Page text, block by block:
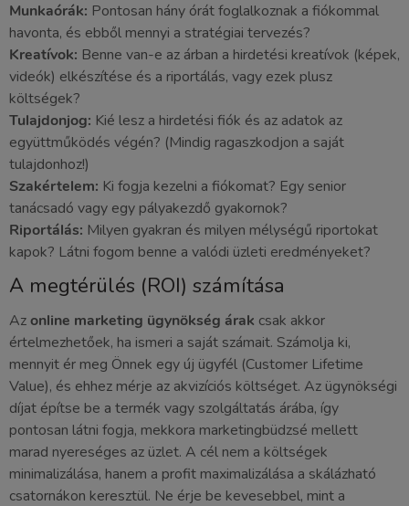
Munkaórák: Pontosan hány órát foglalkoznak a fiókommal
havonta, és ebből mennyi a stratégiai tervezés?
Kreatívok: Benne van-e az árban a hirdetési kreatívok (képek,
videók) elkészítése és a riportálás, vagy ezek plusz
költségek?
Tulajdonjog: Kié lesz a hirdetési fiók és az adatok az
együttműködés végén? (Mindig ragaszkodjon a saját
tulajdonhoz!)
Szakértelem: Ki fogja kezelni a fiókomat? Egy senior
tanácsadó vagy egy pályakezdő gyakornok?
Riportálás: Milyen gyakran és milyen mélységű riportokat
kapok? Látni fogom benne a valódi üzleti eredményeket?
A megtérülés (ROI) számítása
Azonline marketing ügynökség árak csak akkor
értelmezhetőek, ha ismeri a saját számait. Számolja ki,
mennyit ér meg Önnek egy új ügyfél (Customer Lifetime
Value), és ehhez mérje az akvizíciós költséget. Az ügynökségi
díjat építse be a termék vagy szolgáltatás árába, így
pontosan látni fogja, mekkora marketingbüdzsé mellett
marad nyereséges az üzlet. A cél nem a költségek
minimalizálása, hanem a profit maximalizálása a skálázható
csatornákon keresztül. Ne érje be kevesebbel, mint a